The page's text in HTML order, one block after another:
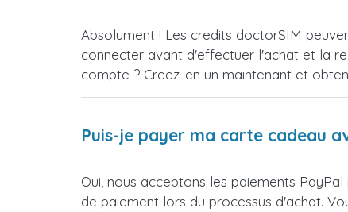
Absolument ! Les credits doctorSIM
connecter avant d'effectuer l'achat et la
compte ? Creez-en un maintenant et
Puis-je payer ma carte cadeau
Oui, nous acceptons les paiements
de paiement lors du processus d'achat.